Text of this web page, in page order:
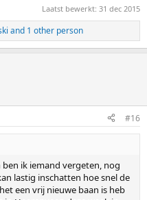
Laatst bewerkt: 31 dec 2015
and 1 other person
#16
ik iemand vergeten, nog
lastig inschatten hoe snel de
een vrij nieuwe baan is heb